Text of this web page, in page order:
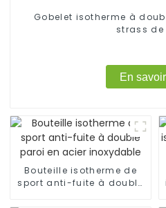
Gobelet isotherme à
strass de
En
Bouteille isotherme de
sport anti-fuite à double